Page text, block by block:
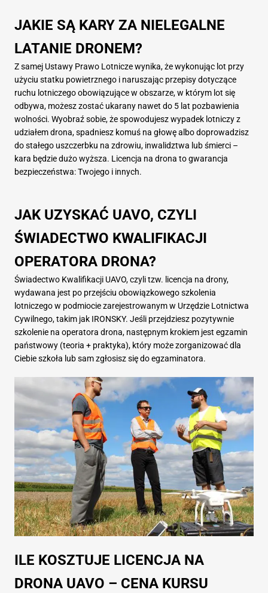
JAKIE SĄ KARY ZA NIELEGALNE
LATANIE DRONEM?
Z samej Ustawy Prawo Lotnicze wynika, że wykonując lot przy
użyciu statku powietrznego i naruszając przepisy dotyczące
ruchu lotniczego obowiązujące w obszarze, w którym lot się
odbywa, możesz zostać ukarany nawet do 5 lat pozbawienia
wolności. Wyobraź sobie, że spowodujesz wypadek lotniczy z
udziałem drona, spadniesz komuś na głowę albo doprowadzisz
do stałego uszczerbku na zdrowiu, inwalidztwa lub śmierci –
kara będzie dużo wyższa. Licencja na drona to gwarancja
bezpieczeństwa: Twojego i innych.
JAK UZYSKAĆ UAVO, CZYLI
ŚWIADECTWO KWALIFIKACJI
OPERATORA DRONA?
Świadectwo Kwalifikacji UAVO, czyli tzw. licencja na drony,
wydawana jest po przejściu obowiązkowego szkolenia
lotniczego w podmiocie zarejestrowanym w Urzędzie Lotnictwa
Cywilnego, takim jak IRONSKY. Jeśli przejdziesz pozytywnie
szkolenie na operatora drona, następnym krokiem jest egzamin
państwowy (teoria + praktyka), który może zorganizować dla
Ciebie szkoła lub sam zgłosisz się do egzaminatora.
ILE KOSZTUJE LICENCJA NA
DRONA UAVO – CENA KURSU